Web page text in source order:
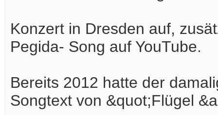
Konzert in Dresden auf,
Pegida- Song auf YouTube.
Bereits 2012 hatte der
Songtext von &quot;Flügel